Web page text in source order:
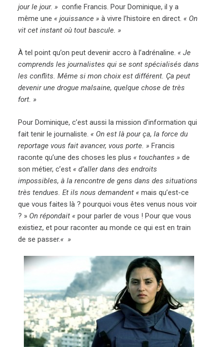
jour le jour. » confie Francis. Pour Dominique, il y a
même une« jouissance » à vivre l’histoire en direct.« On
vit cet instant où tout bascule. »
À tel point qu’on peut devenir accro à l’adrénaline.« Je
comprends les journalistes qui se sont spécialisés dans
les conflits. Même si mon choix est différent. Ça peut
devenir une drogue malsaine, quelque chose de très
fort. »
Pour Dominique, c’est aussi la mission d’information qui
fait tenir le journaliste.« On est là pour ça, la force du
reportage vous fait avancer, vous porte. » Francis
raconte qu’une des choses les plus« touchantes » de
son métier, c’est« d’aller dans des endroits
impossibles, à la rencontre de gens dans des situations
très tendues. Et ils nous demandent «mais qu’est-ce
que vous faites là ? pourquoi vous êtes venus nous voir
? » On répondait «pour parler de vous ! Pour que vous
existiez, et pour raconter au monde ce qui est en train
de se passer.« »